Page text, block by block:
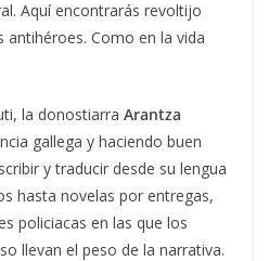
Aquí encontrarás revoltijo
antihéroes. Como en la vida
la donostiarra Arantza
gallega y haciendo buen
y traducir desde su lengua
hasta novelas por entregas,
policiacas en las que los
llevan el peso de la narrativa.